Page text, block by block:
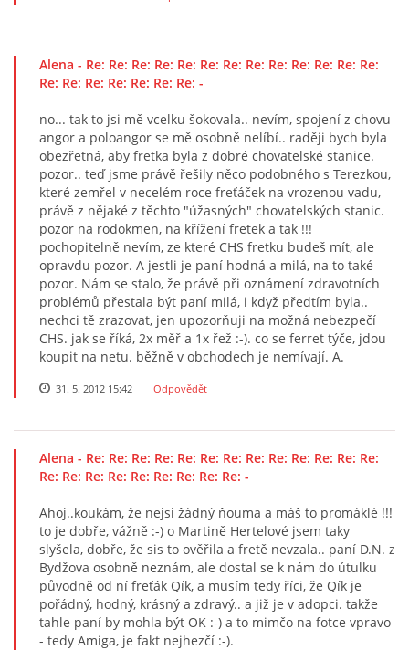
Alena - Re: Re: Re: Re: Re: Re: Re: Re: Re: Re: Re: Re: Re:
Re: Re: Re: Re: Re: Re: Re: -
no... tak to jsi mě vcelku šokovala.. nevím, spojení z chovu
angor a poloangor se mě osobně nelíbí.. raději bych byla
obezřetná, aby fretka byla z dobré chovatelské stanice.
pozor.. teď jsme právě řešily něco podobného s Terezkou,
které zemřel v necelém roce freťáček na vrozenou vadu,
právě z nějaké z těchto "úžasných" chovatelských stanic.
pozor na rodokmen, na křížení fretek a tak !!!
pochopitelně nevím, ze které CHS fretku budeš mít, ale
opravdu pozor. A jestli je paní hodná a milá, na to také
pozor. Nám se stalo, že právě při oznámení zdravotních
problémů přestala být paní milá, i když předtím byla..
nechci tě zrazovat, jen upozorňuji na možná nebezpečí
CHS. jak se říká, 2x měř a 1x řež :-). co se ferret týče, jdou
koupit na netu. běžně v obchodech je nemívají. A.
31. 5. 2012 15:42 Odpovědět
Alena - Re: Re: Re: Re: Re: Re: Re: Re: Re: Re: Re: Re: Re:
Re: Re: Re: Re: Re: Re: Re: Re: Re: -
Ahoj..koukám, že nejsi žádný ňouma a máš to promáklé !!!
to je dobře, vážně :-) o Martině Hertelové jsem taky
slyšela, dobře, že sis to ověřila a fretě nevzala.. paní D.N. z
Bydžova osobně neznám, ale dostal se k nám do útulku
původně od ní freťák Qík, a musím tedy říci, že Qík je
pořádný, hodný, krásný a zdravý.. a již je v adopci. takže
tahle paní by mohla být OK :-) a to mimčo na fotce vpravo
- tedy Amiga, je fakt nejhezčí :-).